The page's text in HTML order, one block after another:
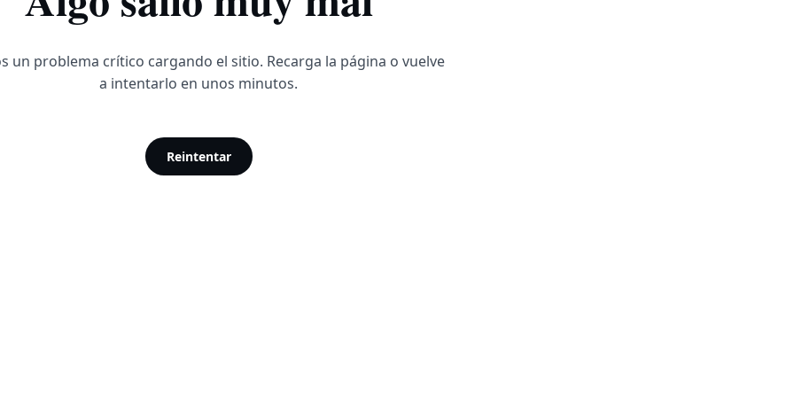
un problema crítico cargando el sitio. Recarga la página o vuelve
a intentarlo en unos minutos.
Reintentar